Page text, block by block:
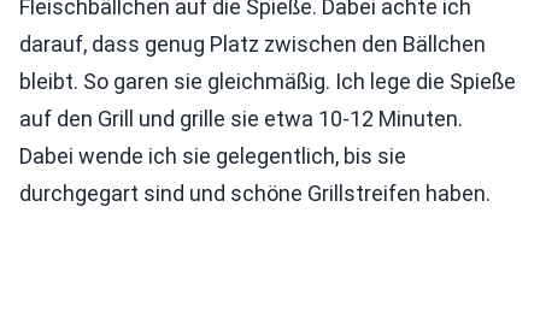
Fleischbällchen auf die Spieße. Dabei achte ich
darauf, dass genug Platz zwischen den Bällchen
bleibt. So garen sie gleichmäßig. Ich lege die Spieße
auf den Grill und grille sie etwa 10-12 Minuten.
Dabei wende ich sie gelegentlich, bis sie
durchgegart sind und schöne Grillstreifen haben.